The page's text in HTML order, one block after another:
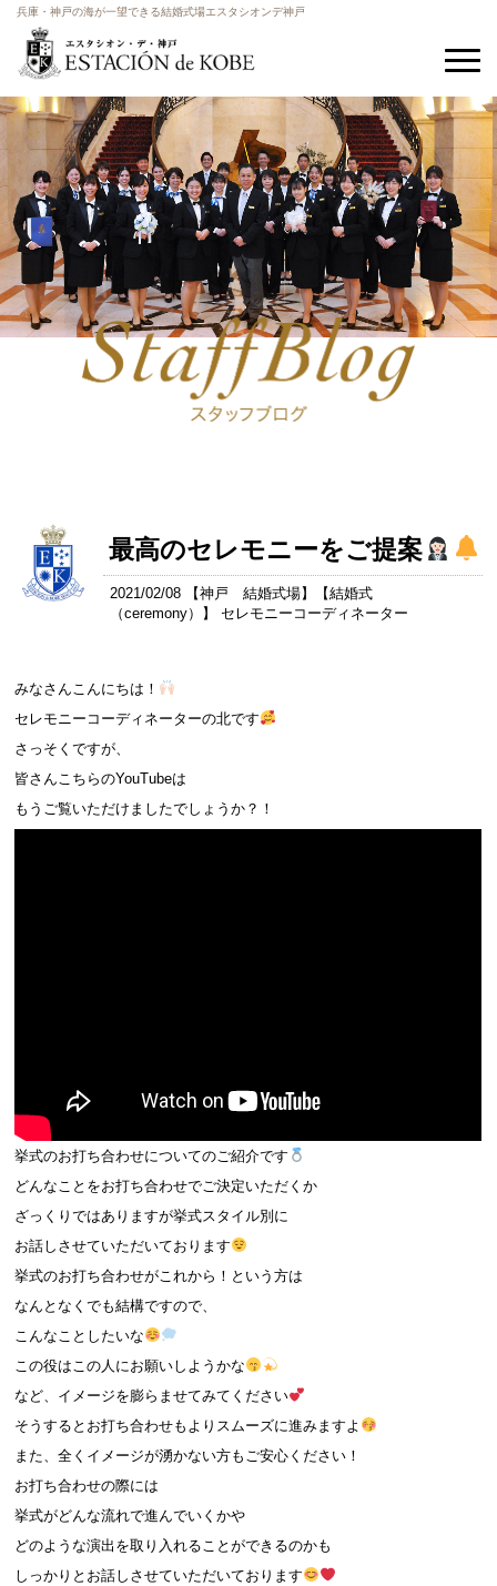
兵庫・神戸の海が一望できる結婚式場エスタシオンデ神戸
最高のセレモニーをご提案
2021/02/08 【神戸 結婚式場】【結婚式
（ceremony）
】 セレモニーコーディネーター
みなさんこんにちは！
セレモニーコーディネーターの北です
さっそくですが、
皆さんこちらのYouTubeは
もうご覧いただけましたでしょうか？！
挙式のお打ち合わせについてのご紹介です
どんなことをお打ち合わせでご決定いただくか
ざっくりではありますが挙式スタイル別に
お話しさせていただいております
挙式のお打ち合わせがこれから！という方は
なんとなくでも結構ですので、
こんなことしたいな
この役はこの人にお願いしようかな
など、イメージを膨らませてみてください
そうするとお打ち合わせもよりスムーズに進みますよ
また、全くイメージが湧かない方もご安心ください！
お打ち合わせの際には
挙式がどんな流れで進んでいくかや
どのような演出を取り入れることができるのかも
しっかりとお話しさせていただいております